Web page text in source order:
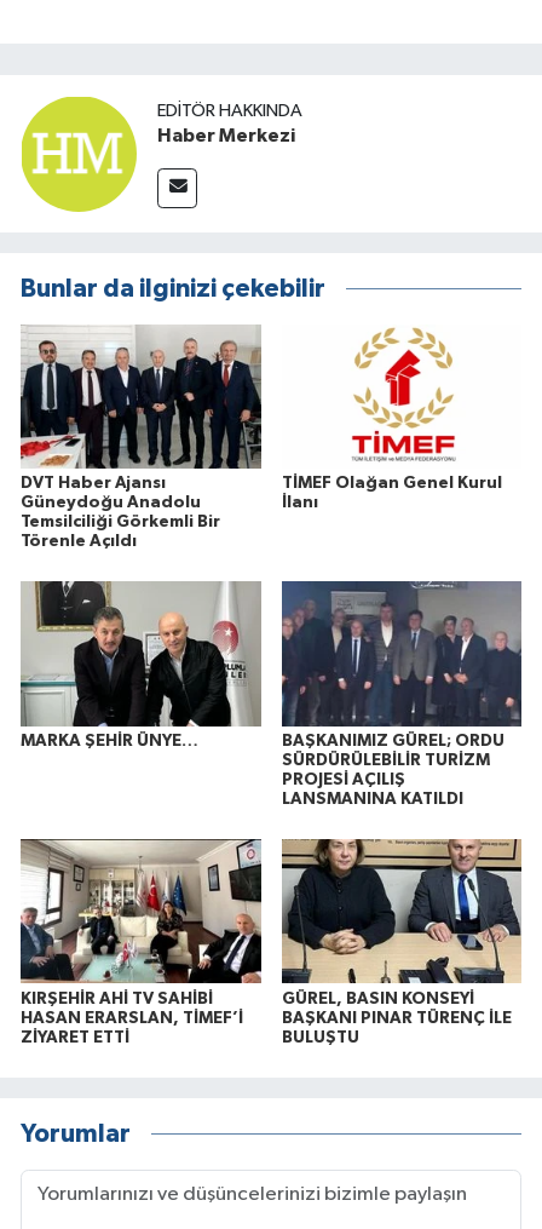
EDITÖR HAKKINDA
Haber Merkezi
Bunlar da ilginizi çekebilir
DVT Haber Ajansı
Güneydoğu Anadolu
Temsilciliği Görkemli Bir
Törenle Açıldı
TİMEF Olağan Genel Kurul
İlanı
MARKA ŞEHİR ÜNYE…
BAŞKANIMIZ GÜREL; ORDU
SÜRDÜRÜLEBİLİR TURİZM
PROJESİ AÇILIŞ
LANSMANINA KATILDI
KIRŞEHİR AHİ TV SAHİBİ
HASAN ERARSLAN, TİMEF’İ
ZİYARET ETTİ
GÜREL, BASIN KONSEYİ
BAŞKANI PINAR TÜRENÇ İLE
BULUŞTU
Yorumlar